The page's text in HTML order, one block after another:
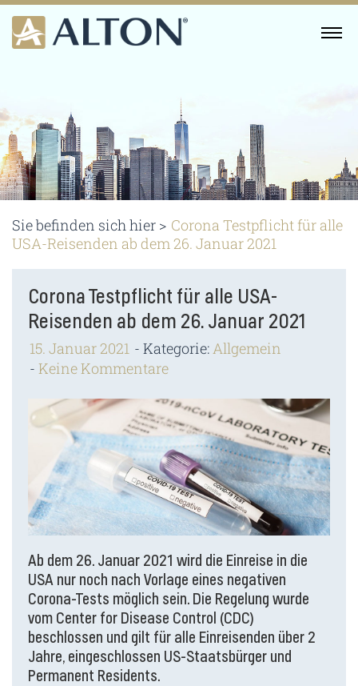
Skip
content
Sie befinden sich hier > Corona Testpflicht für alle
USA-Reisenden ab dem 26. Januar 2021
Corona Testpflicht für alle USA-
Reisenden ab dem 26. Januar 2021
15. Januar 2021 Kategorie:Allgemein
Keine Kommentare
Ab dem 26. Januar 2021 wird die Einreise in die
USA nur noch nach Vorlage eines negativen
Corona-Tests möglich sein. Die Regelung wurde
vom Center for Disease Control (CDC)
beschlossen und gilt für alle Einreisenden über 2
Jahre, eingeschlossen US-Staatsbürger und
Permanent Residents.